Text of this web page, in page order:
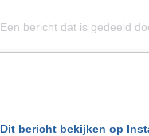
Een bericht dat is gedeeld
Dit bericht bekijken op